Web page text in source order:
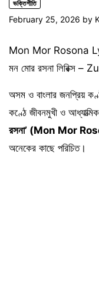
ভক্তিগীতি
February 25, 2026 by
Mon Mor Rosona
মন মোর রসনা লিরিক্স –
অসম ও বাংলার জনপ্রিয়
কণ্ঠে জীবনমুখী ও
রসনা’ (Mon Mor
অনেকের কাছে পরিচিত।